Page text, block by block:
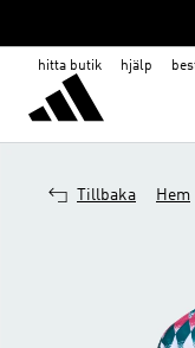
hitta butik hjälp
Tillbaka Hem